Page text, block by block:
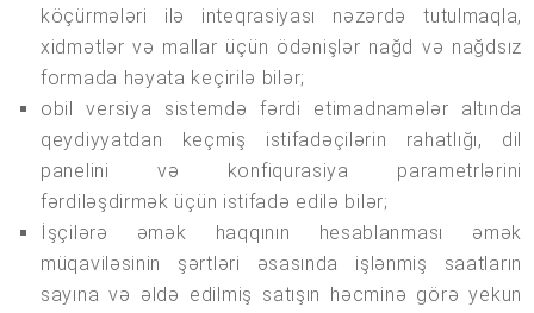
köçürmələri ilə inteqrasiyası nəzərdə tutulmaqla,
xidmətlər və mallar üçün ödənişlər nağd və nağdsız
formada həyata keçirilə bilər;
obil versiya sistemdə fərdi etimadnamələr altında
qeydiyyatdan keçmiş istifadəçilərin rahatlığı, dil
panelini və konfiqurasiya parametrlərini
fərdiləşdirmək üçün istifadə edilə bilər;
İşçilərə əmək haqqının hesablanması əmək
müqaviləsinin şərtləri əsasında işlənmiş saatların
sayına və əldə edilmiş satışın həcminə görə yekun